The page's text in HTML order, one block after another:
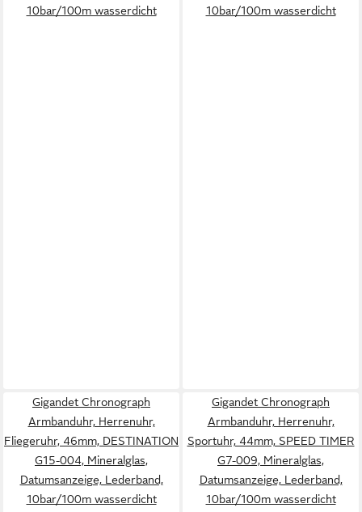
10bar/100m wasserdicht 10bar/100m wasserdicht
Gigandet Chronograph
Armbanduhr, Herrenuhr,
Fliegeruhr, 46mm, DESTINATION
G15-004, Mineralglas,
Datumsanzeige, Lederband,
10bar/100m wasserdicht
Gigandet Chronograph
Armbanduhr, Herrenuhr,
Sportuhr, 44mm, SPEED TIMER
G7-009, Mineralglas,
Datumsanzeige, Lederband,
10bar/100m wasserdicht